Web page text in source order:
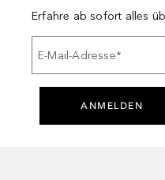
Erfahre ab sofort alles
E-Mail-Adresse*
ANMELDEN